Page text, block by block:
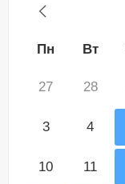
Пн Вт
27 28
3 4
10 11